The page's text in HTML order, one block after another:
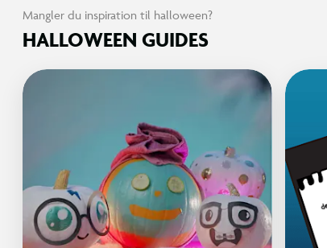
Mangler du inspiration til halloween?
HALLOWEEN GUIDES